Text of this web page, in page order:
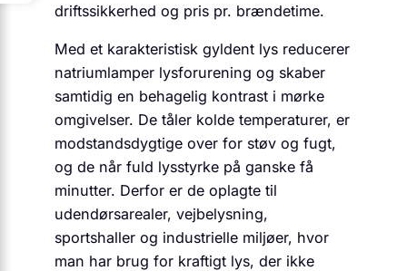
driftssikkerhed og pris pr. brændetime.
Med et karakteristisk gyldent lys reducerer
natriumlamper lysforurening og skaber
samtidig en behagelig kontrast i mørke
omgivelser. De tåler kolde temperaturer, er
modstandsdygtige over for støv og fugt,
og de når fuld lysstyrke på ganske få
minutter. Derfor er de oplagte til
udendørsarealer, vejbelysning,
sportshaller og industrielle miljøer, hvor
man har brug for kraftigt lys, der ikke